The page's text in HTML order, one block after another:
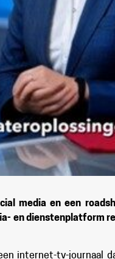
media en een
en dienstenplatform
internet-tv-journaal